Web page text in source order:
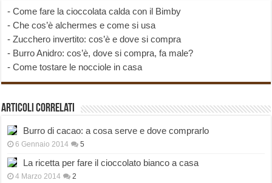
-Come fare la cioccolata calda con il Bimby
-Che cos’è alchermes e come si usa
-Zucchero invertito: cos’è e dove si compra
- Burro Anidro: cos’è, dove si compra, fa male?
-Come tostare le nocciole in casa
Articoli correlati
Burro di cacao: a cosa serve e dove comprarlo
6 Gennaio 2014 5
La ricetta per fare il cioccolato bianco a casa
4 Marzo 2014 2